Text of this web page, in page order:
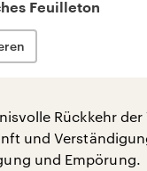
Feuilleton
Rückkehr der
und
und Empörung.